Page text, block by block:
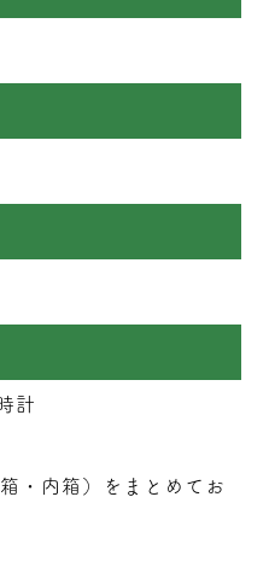
計
・内箱）をまとめてお